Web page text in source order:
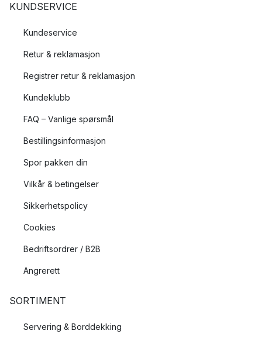
KUNDSERVICE
Kundeservice
Retur & reklamasjon
Registrer retur & reklamasjon
Kundeklubb
FAQ – Vanlige spørsmål
Bestillingsinformasjon
Spor pakken din
Vilkår & betingelser
Sikkerhetspolicy
Cookies
Bedriftsordrer / B2B
Angrerett
SORTIMENT
Servering & Borddekking